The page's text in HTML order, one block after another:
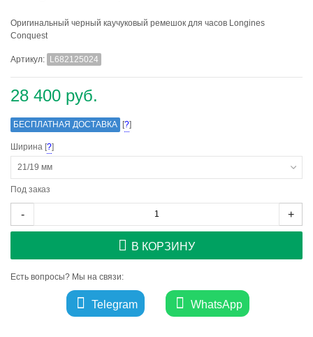
Оригинальный черный каучуковый ремешок для часов Longines
Conquest
Артикул: L682125024
28 400 руб.
БЕСПЛАТНАЯ ДОСТАВКА [?]
Ширина [?]
21/19 мм
Под заказ
- +
В КОРЗИНУ
Есть вопросы? Мы на связи:
Telegram WhatsApp